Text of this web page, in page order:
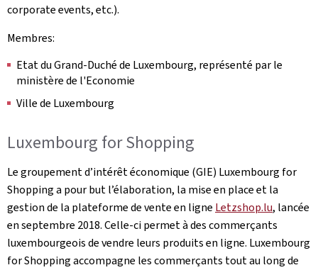
corporate events, etc.).
Membres:
Etat du Grand-Duché de Luxembourg, représenté par le
ministère de l'Economie
Ville de Luxembourg
Luxembourg for Shopping
Le groupement d’intérêt économique (GIE) Luxembourg for
Shopping a pour but l’élaboration, la mise en place et la
gestion de la plateforme de vente en ligne Letzshop.lu, lancée
en septembre 2018. Celle-ci permet à des commerçants
luxembourgeois de vendre leurs produits en ligne. Luxembourg
for Shopping accompagne les commerçants tout au long de